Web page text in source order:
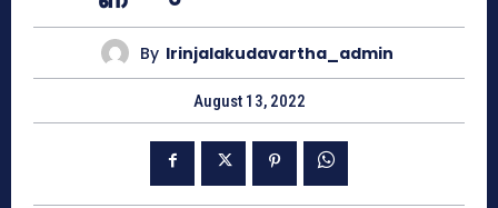
By Irinjalakudavartha_admin
August 13, 2022